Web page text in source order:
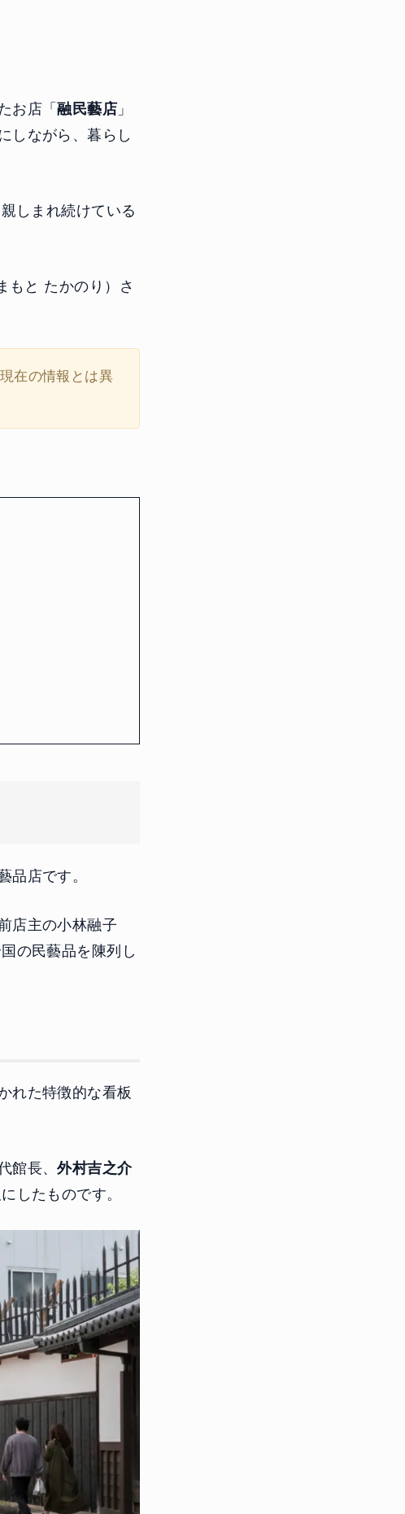
お店「融民藝店 」
しながら、暮らし
しまれ続けている
もと たかのり）さ
在の情報とは異
品店です。
店主の小林融子
の民藝品を陳列し
れた特徴的な看板
館長、外村吉之介
したものです。